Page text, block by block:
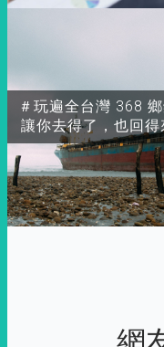
＃玩遍全台灣 368 鄉
讓你去得了，也回得